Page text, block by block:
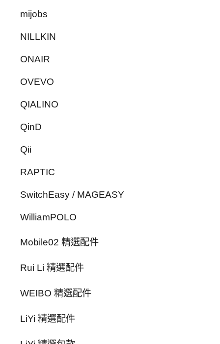
mijobs
NILLKIN
ONAIR
OVEVO
QIALINO
QinD
Qii
RAPTIC
SwitchEasy / MAGEASY
WilliamPOLO
Mobile02 精選配件
Rui Li 精選配件
WEIBO 精選配件
LiYi 精選配件